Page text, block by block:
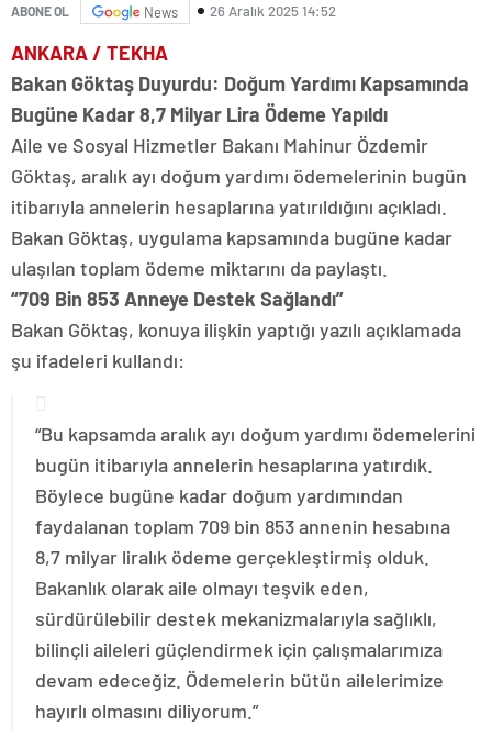
ABONE OL News 26 Aralık 2025 14:52
ANKARA / TEKHA
Bakan Göktaş Duyurdu: Doğum Yardımı Kapsamında
Bugüne Kadar 8,7 Milyar Lira Ödeme Yapıldı
Aile ve Sosyal Hizmetler Bakanı Mahinur Özdemir
Göktaş, aralık ayı doğum yardımı ödemelerinin bugün
itibarıyla annelerin hesaplarına yatırıldığını açıkladı.
Bakan Göktaş, uygulama kapsamında bugüne kadar
ulaşılan toplam ödeme miktarını da paylaştı.
“709 Bin 853 Anneye Destek Sağlandı”
Bakan Göktaş, konuya ilişkin yaptığı yazılı açıklamada
şu ifadeleri kullandı:
“Bu kapsamda aralık ayı doğum yardımı ödemelerini
bugün itibarıyla annelerin hesaplarına yatırdık.
Böylece bugüne kadar doğum yardımından
faydalanan toplam 709 bin 853 annenin hesabına
8,7 milyar liralık ödeme gerçekleştirmiş olduk.
Bakanlık olarak aile olmayı teşvik eden,
sürdürülebilir destek mekanizmalarıyla sağlıklı,
bilinçli aileleri güçlendirmek için çalışmalarımıza
devam edeceğiz. Ödemelerin bütün ailelerimize
hayırlı olmasını diliyorum.”